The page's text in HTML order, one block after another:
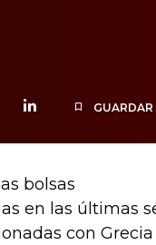
GUARDAR
bolsas
en las últimas
con Grecia